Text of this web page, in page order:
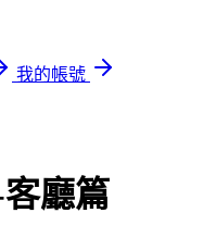
我的帳號
廳篇